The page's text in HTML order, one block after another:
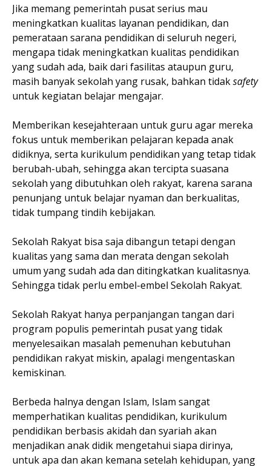
Jika memang pemerintah pusat serius mau
meningkatkan kualitas layanan pendidikan, dan
pemerataan sarana pendidikan di seluruh negeri,
mengapa tidak meningkatkan kualitas pendidikan
yang sudah ada, baik dari fasilitas ataupun guru,
masih banyak sekolah yang rusak, bahkan tidaksafety
untuk kegiatan belajar mengajar.
Memberikan kesejahteraan untuk guru agar mereka
fokus untuk memberikan pelajaran kepada anak
didiknya, serta kurikulum pendidikan yang tetap tidak
berubah-ubah, sehingga akan tercipta suasana
sekolah yang dibutuhkan oleh rakyat, karena sarana
penunjang untuk belajar nyaman dan berkualitas,
tidak tumpang tindih kebijakan.
Sekolah Rakyat bisa saja dibangun tetapi dengan
kualitas yang sama dan merata dengan sekolah
umum yang sudah ada dan ditingkatkan kualitasnya.
Sehingga tidak perlu embel-embel Sekolah Rakyat.
Sekolah Rakyat hanya perpanjangan tangan dari
program populis pemerintah pusat yang tidak
menyelesaikan masalah pemenuhan kebutuhan
pendidikan rakyat miskin, apalagi mengentaskan
kemiskinan.
Berbeda halnya dengan Islam, Islam sangat
memperhatikan kualitas pendidikan, kurikulum
pendidikan berbasis akidah dan syariah akan
menjadikan anak didik mengetahui siapa dirinya,
untuk apa dan akan kemana setelah kehidupan, yang